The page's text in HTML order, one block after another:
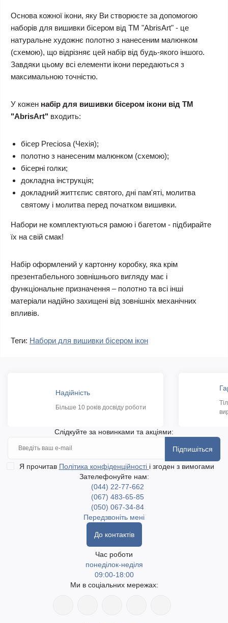
Основа кожної ікони, яку Ви створюєте за допомогою
наборів для вишивки бісером від ТМ "AbrisArt" - це
натуральне художнє полотно з нанесеним малюнком
(схемою), що відрізняє цей набір від будь-якого іншого.
Завдяки цьому всі елементи ікони передаються з
максимальною точністю.
У кожен набір для вишивки бісером ікони від ТМ
"AbrisArt" входить:
бісер Preciosa (Чехія);
полотно з нанесеним малюнком (схемою);
бісерні голки;
докладна інструкція;
докладний життєпис святого, дні пам'яті, молитва
святому і молитва перед початком вишивки.
Набори не комплектуються рамою і багетом - підбирайте
їх на свій смак!
Набір оформлений у картонну коробку, яка крім
презентабельного зовнішнього вигляду має і
функціональне призначення – полотно та всі інші
матеріали надійно захищені від зовнішніх механічних
впливів.
Теги: Набори для вишивки бісером ікон
Надійність
Більше 10 років досвіду роботи
Слідкуйте за новинками та акціями:
Підпишіться
Я прочитав Політика конфіденційності і згоден з вимогами
Зателефонуйте нам:
(044) 22-77-662
(067) 483-65-85
(050) 067-34-84
Передзвоніть мені
До контактів
Час роботи
понеділок-неділя
09:00-18:00
Ми в соціальних мережах: